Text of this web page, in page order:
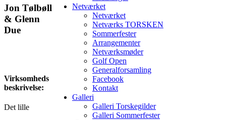
Netværket
Netværket
Netværks TORSKEN
Sommerfester
Arrangementer
Netværksmøder
Golf Open
Generalforsamling
Facebook
Kontakt
Galleri
Galleri Torskegilder
Galleri Sommerfester
Jon Tølbøll
& Glenn
Due
Virksomheds
beskrivelse:
Det lille